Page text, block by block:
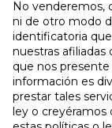
No venderemos,
ni de otro modo
identificatoria
nuestras afiliadas
que nos
información es
prestar tales
ley o